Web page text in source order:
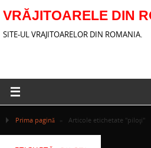
VRĂJITOARELE DIN
SITE-UL VRAJITOARELOR DIN ROMANIA.
Prima pagină » Articole etichetate "piloţi"